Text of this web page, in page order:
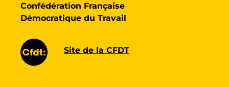
Confédération Française
Démocratique du Travail
Site de la CFDT